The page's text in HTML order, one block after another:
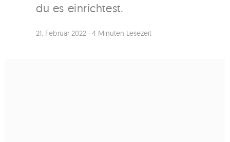
du es einrichtest.
21. Februar 2022 ·4 Minuten Lesezeit